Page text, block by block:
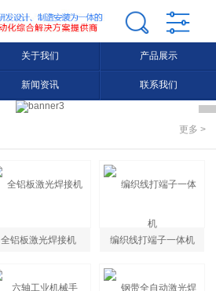
关于我们 产品展示
新闻资讯 联系我们
更多 >
全铝板激光焊接机 编织线打端子一体机